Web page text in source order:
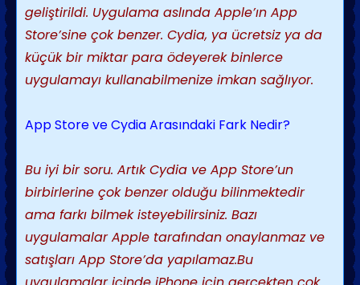
geliştirildi. Uygulama aslında Apple’ın App
Store’sine çok benzer. Cydia, ya ücretsiz ya da
küçük bir miktar para ödeyerek binlerce
uygulamayı kullanabilmenize imkan sağlıyor.
App Store ve Cydia Arasındaki Fark Nedir?
Bu iyi bir soru. Artık Cydia ve App Store’un
birbirlerine çok benzer olduğu bilinmektedir
ama farkı bilmek isteyebilirsiniz. Bazı
uygulamalar Apple tarafından onaylanmaz ve
satışları App Store’da yapılamaz.Bu